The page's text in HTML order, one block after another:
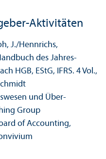
Aktivitäten
J./Hennrichs,
des Jahres­
HGB, EStG, IFRS. 4 Vol.,
und Über­
Group
of Accounting,